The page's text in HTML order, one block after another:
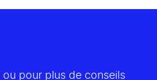
pour plus de conseils